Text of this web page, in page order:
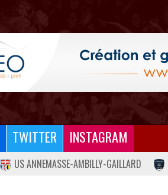
TWITTER INSTAGRAM
US ANNEMASSE-AMBILLY-GAILLARD